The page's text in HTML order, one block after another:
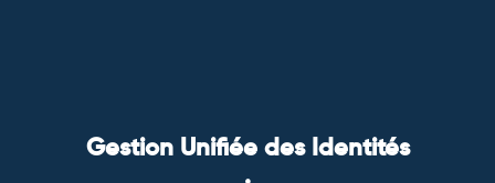
Gestion Unifiée des Identités